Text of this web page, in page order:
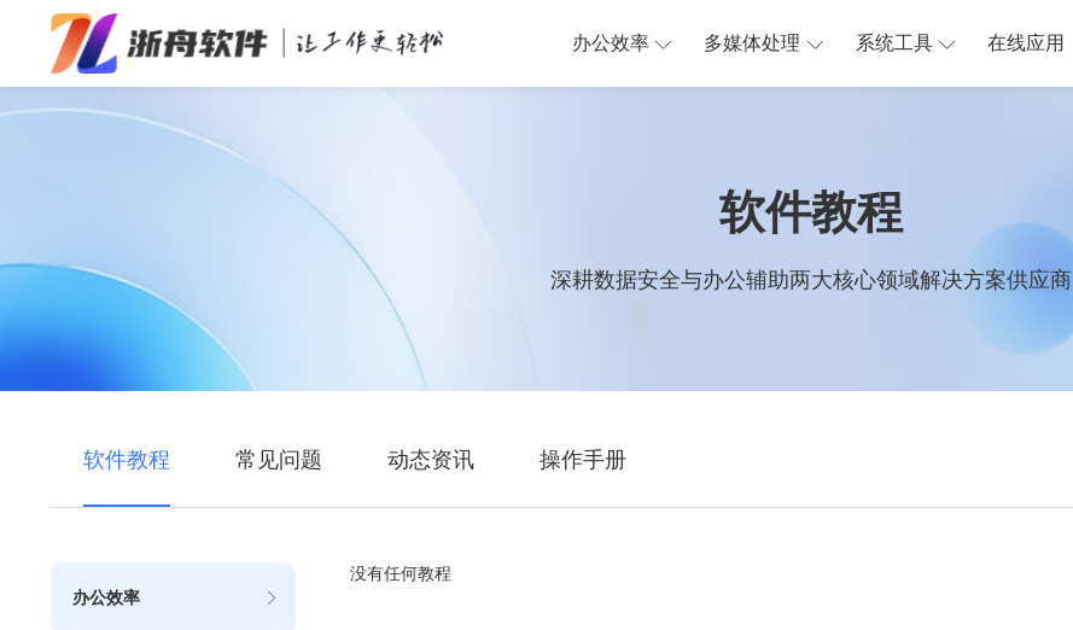
办公效率
办公效率 多媒体处理 系统工具 在线应用
软件教程
深耕数据安全与办公辅助两大核心领域解决方案供应商
软件教程 常见问题 动态资讯 操作手册
办公效率
没有任何教程